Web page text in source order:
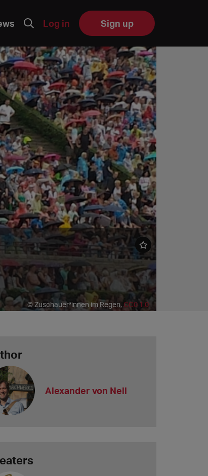
Log in Sign up
© Zuschauer*innen im Regen,CC0 1.0
Alexander von Nell